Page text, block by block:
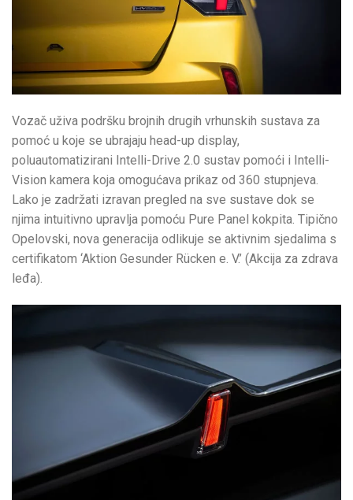
Vozač uživa podršku brojnih drugih vrhunskih sustava za
pomoć u koje se ubrajaju head-up display,
poluautomatizirani Intelli-Drive 2.0 sustav pomoći i Intelli-
Vision kamera koja omogućava prikaz od 360 stupnjeva.
Lako je zadržati izravan pregled na sve sustave dok se
njima intuitivno upravlja pomoću Pure Panel kokpita. Tipično
Opelovski, nova generacija odlikuje se aktivnim sjedalima s
certifikatom ‘Aktion Gesunder Rücken e. V.’ (Akcija za zdrava
leđa).